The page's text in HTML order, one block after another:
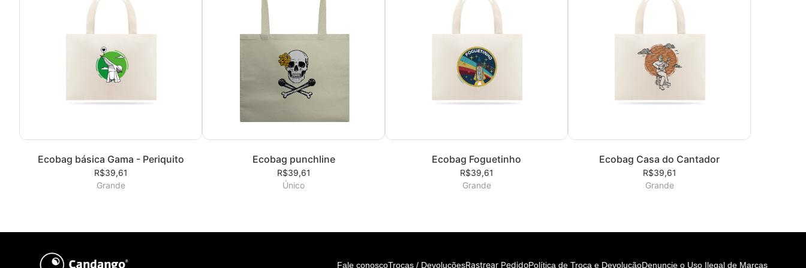
Ecobag básica Gama - Periquito
R$39,61
Grande
Ecobag punchline
R$39,61
Único
Ecobag Foguetinho
R$39,61
Grande
Ecobag Casa do Cantador
R$39,61
Grande
Fale conoscoTrocas / DevoluçõesRastrear PedidoPolítica de Troca e DevoluçãoDenuncie o Uso Ilegal de Marcas